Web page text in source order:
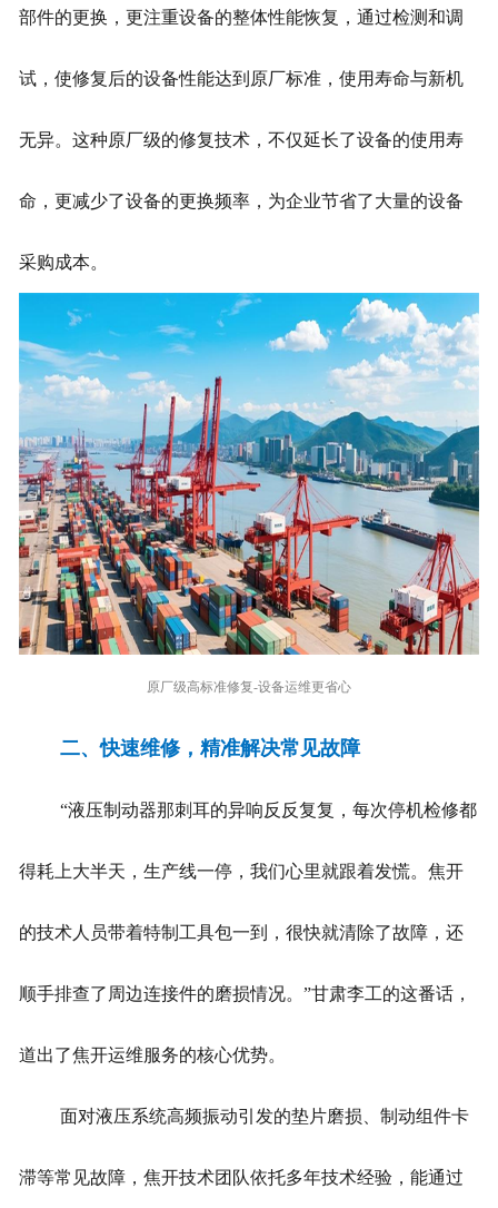
部件的更换，更注重设备的整体性能恢复，通过检测和调
试，使修复后的设备性能达到原厂标准，使用寿命与新机
无异。这种原厂级的修复技术，不仅延长了设备的使用寿
命，更减少了设备的更换频率，为企业节省了大量的设备
采购成本。
原厂级高标准修复-设备运维更省心
二、快速维修，精准解决常见故障
“液压制动器那刺耳的异响反反复复，每次停机检修都
得耗上大半天，生产线一停，我们心里就跟着发慌。焦开
的技术人员带着特制工具包一到，很快就清除了故障，还
顺手排查了周边连接件的磨损情况。”甘肃李工的这番话，
道出了焦开运维服务的核心优势。
面对液压系统高频振动引发的垫片磨损、制动组件卡
滞等常见故障，焦开技术团队依托多年技术经验，能通过